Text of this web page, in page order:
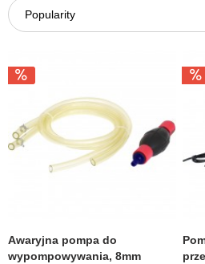
Awaryjna pompa do
wypompowywania, 8mm